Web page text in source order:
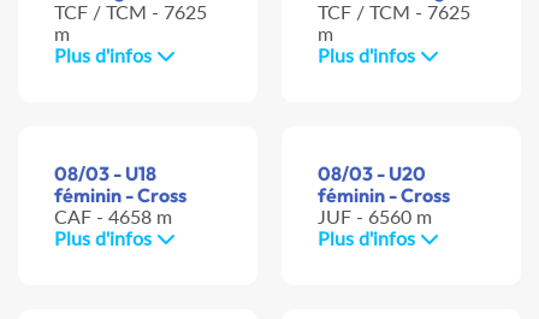
TCF / TCM - 7625
m
Plus d'infos
TCF / TCM - 7625
m
Plus d'infos
08/03 - U18
féminin - Cross
CAF - 4658 m
Plus d'infos
08/03 - U20
féminin - Cross
JUF - 6560 m
Plus d'infos